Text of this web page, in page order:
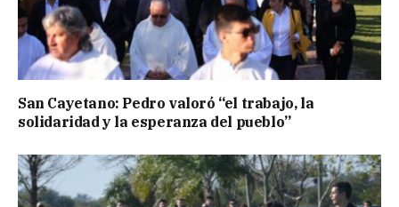
San Cayetano: Pedro valoró “el trabajo, la
solidaridad y la esperanza del pueblo”